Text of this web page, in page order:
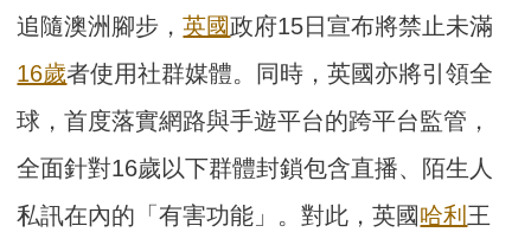
追隨澳洲腳步，英國政府15日宣布將禁止未滿
16歲者使用社群媒體。同時，英國亦將引領全
球，首度落實網路與手遊平台的跨平台監管，
全面針對16歲以下群體封鎖包含直播、陌生人
私訊在內的「有害功能」。對此，英國哈利王